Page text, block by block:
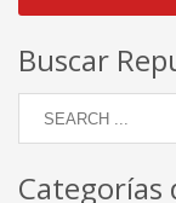
Buscar
Categorías